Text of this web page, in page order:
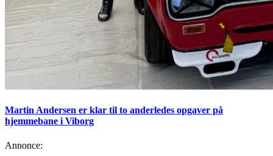
Martin Andersen er klar til to anderledes opgaver på
hjemmebane i Viborg
Annonce: